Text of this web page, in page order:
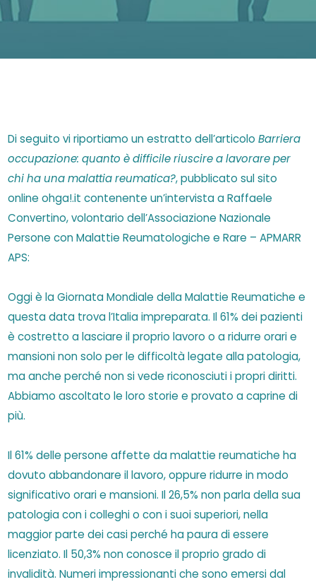
Di seguito vi riportiamo un estratto dell’articoloBarriera
occupazione: quanto è difficile riuscire a lavorare per
chi ha una malattia reumatica?, pubblicato sul sito
online ohga!.it contenente un’intervista a Raffaele
Convertino, volontario dell’Associazione Nazionale
Persone con Malattie Reumatologiche e Rare – APMARR
APS:
Oggi è la Giornata Mondiale della Malattie Reumatiche e
questa data trova l’Italia impreparata. Il 61% dei pazienti
è costretto a lasciare il proprio lavoro o a ridurre orari e
mansioni non solo per le difficoltà legate alla patologia,
ma anche perché non si vede riconosciuti i propri diritti.
Abbiamo ascoltato le loro storie e provato a caprine di
più.
Il 61% delle persone affette da malattie reumatiche ha
dovuto abbandonare il lavoro, oppure ridurre in modo
significativo orari e mansioni. Il 26,5% non parla della sua
patologia con i colleghi o con i suoi superiori, nella
maggior parte dei casi perché ha paura di essere
licenziato. Il 50,3% non conosce il proprio grado di
invalidità. Numeri impressionanti che sono emersi dal